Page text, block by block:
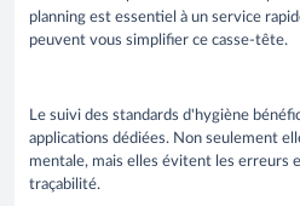
planning est essentiel à un service
peuvent vous simplifier ce casse-tête.
Le suivi des standards d'hygiène
applications dédiées. Non seulement
mentale, mais elles évitent les erreurs
traçabilité.